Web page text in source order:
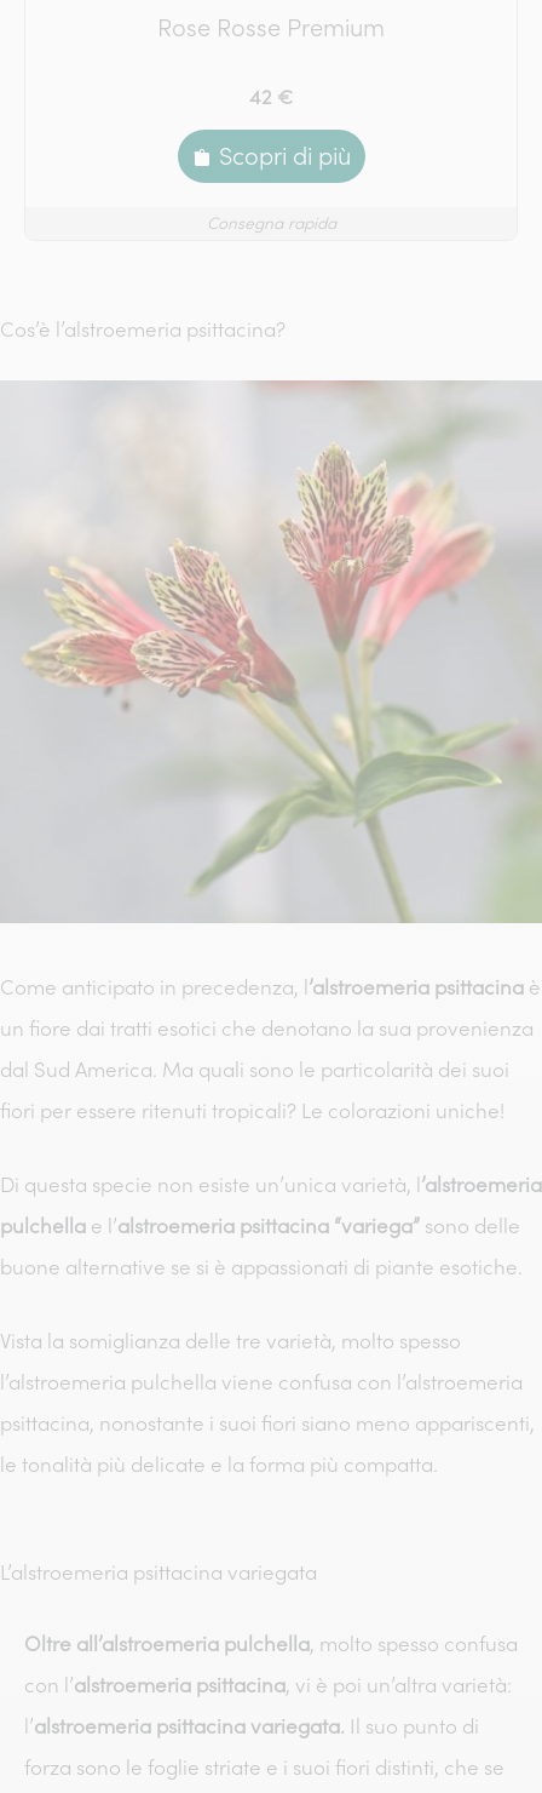
Rose Rosse Premium
42 €
Scopri di più
Consegna rapida
Cos’è l’alstroemeria psittacina?
Come anticipato in precedenza, l’alstroemeria psittacina è
un fiore dai tratti esotici che denotano la sua provenienza
dal Sud America. Ma quali sono le particolarità dei suoi
fiori per essere ritenuti tropicali? Le colorazioni uniche!
Di questa specie non esiste un’unica varietà, l’alstroemeria
pulchella e l’alstroemeria psittacina “variega” sono delle
buone alternative se si è appassionati di piante esotiche.
Vista la somiglianza delle tre varietà, molto spesso
l’alstroemeria pulchella viene confusa con l’alstroemeria
psittacina, nonostante i suoi fiori siano meno appariscenti,
le tonalità più delicate e la forma più compatta.
L’alstroemeria psittacina variegata
Oltre all’alstroemeria pulchella, molto spesso confusa
con l’alstroemeria psittacina, vi è poi un’altra varietà:
l’alstroemeria psittacina variegata. Il suo punto di
forza sono le foglie striate e i suoi fiori distinti, che se